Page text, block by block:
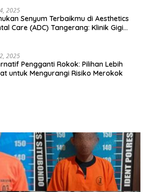
2025
Senyum Terbaikmu di Aesthetics
Care (ADC) Tangerang: Klinik Gigi
2025
Pengganti Rokok: Pilihan Lebih
untuk Mengurangi Risiko Merokok